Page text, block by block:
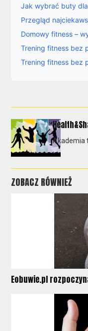
Jak wybrać buty
Przegląd
Domowy fitness –
Trening fitness bez
Trening fitness bez
Akademia
ZOBACZ RÓWNIEŻ
Eobuwie.pl